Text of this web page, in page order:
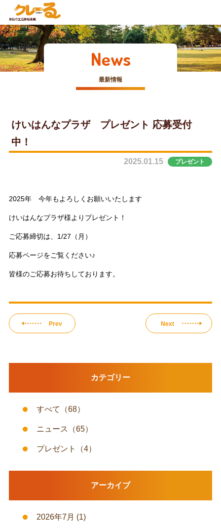
News
最新情報
カテゴリー
すべて （68）
ニュース （65）
プレゼント （4）
アーカイブ
2026年7月 (1)
けいはんなプラザ プレゼント 応募受付
中！
2025.01.15 プレゼント
2025年 今年もよろしくお願いいたします
けいはんなプラザ様よりプレゼント！
ご応募締切は、1/27（月）
応募ページをご覧ください♪
皆様のご応募お待ちしております。
Prev Next